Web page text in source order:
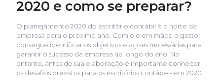
2020 e como se preparar?
O planejamento 2020 do escritório contábil é o norte da
empresa para o próximo ano. Com ele em mãos, o gestor
consegue identificar os objetivos e ações necessárias para
garantir o sucesso da empresa ao longo do ano. No
entanto, antes de sua elaboração é importante conhecer
os desafios previstos para os escritórios contábeis em 2020.